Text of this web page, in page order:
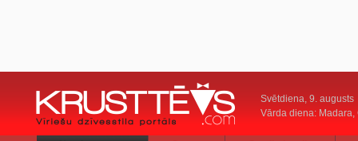
Svētdiena, 9. augusts
Vārda diena: Madara,